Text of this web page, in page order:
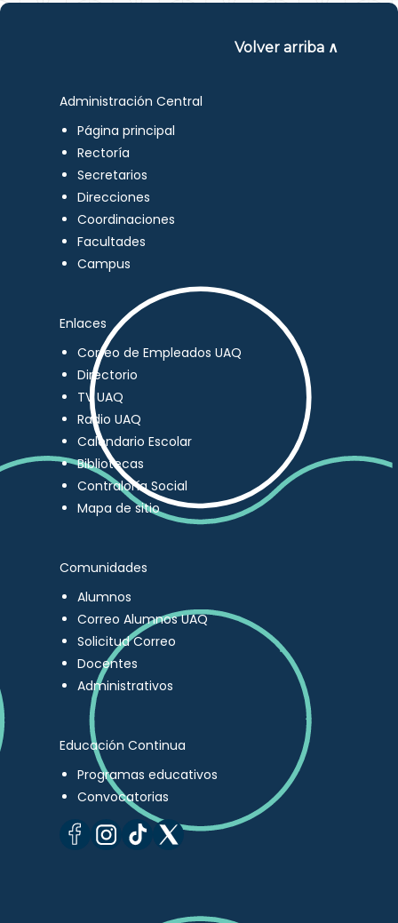
Volver arriba ∧
Administración Central
Página principal
Rectoría
Secretarios
Direcciones
Coordinaciones
Facultades
Campus
Enlaces
Correo de Empleados UAQ
Directorio
TV UAQ
Radio UAQ
Calendario Escolar
Bibliotecas
Contraloría Social
Mapa de sitio
Comunidades
Alumnos
Correo Alumnos UAQ
Solicitud Correo
Docentes
Administrativos
Educación Continua
Programas educativos
Convocatorias